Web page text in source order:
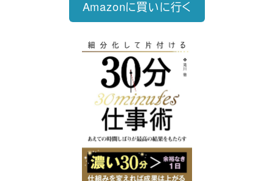
Amazonに買いに行く